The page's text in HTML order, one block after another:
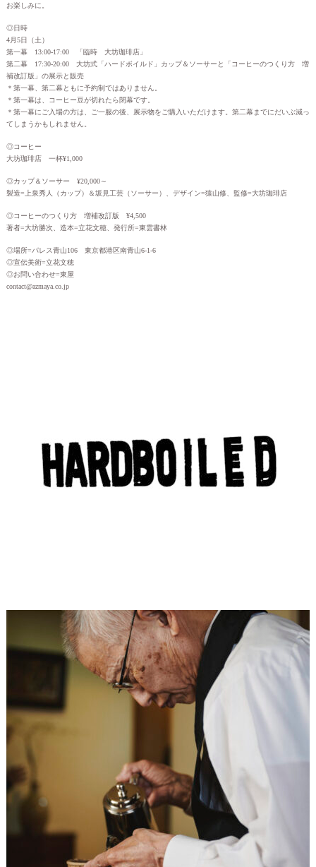
お楽しみに。
◎日時
4月5日（土）
第一幕 13:00-17:00 「臨時 大坊珈琲店」
第二幕 17:30-20:00 大坊式「ハードボイルド」カップ＆ソーサーと「コーヒーのつくり方 増
補改訂版」の展示と販売
＊第一幕、第二幕ともに予約制ではありません。
＊第一幕は、コーヒー豆が切れたら閉幕です。
＊第一幕にご入場の方は、ご一服の後、展示物をご購入いただけます。第二幕までにだいぶ減っ
てしまうかもしれません。
◎コーヒー
大坊珈琲店 一杯¥1,000
◎カップ＆ソーサー ¥20,000～
製造=上泉秀人（カップ）＆坂見工芸（ソーサー）、デザイン=猿山修、監修=大坊珈琲店
◎コーヒーのつくり方 増補改訂版 ¥4,500
著者=大坊勝次、造本=立花文穂、発行所=東雲書林
◎場所=パレス青山106 東京都港区南青山6-1-6
◎宣伝美術=立花文穂
◎お問い合わせ=東屋
contact@azmaya.co.jp